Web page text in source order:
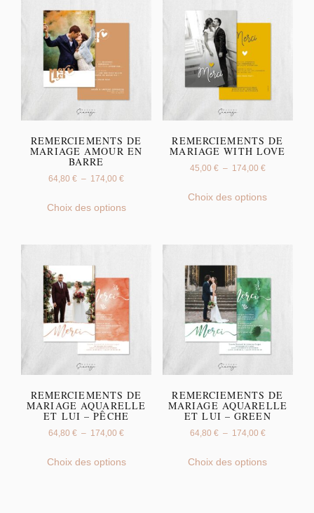
REMERCIEMENTS DE
MARIAGE AMOUR EN
BARRE
64,80€ – 174,00€
Choix des options
REMERCIEMENTS DE
MARIAGE WITH LOVE
45,00 € – 174,00 €
Choix des options
REMERCIEMENTS DE
MARIAGE AQUARELLE
ET LUI – PÊCHE
64,80€ – 174,00€
Choix des options
REMERCIEMENTS DE
MARIAGE AQUARELLE
ET LUI – GREEN
64,80 € – 174,00 €
Choix des options